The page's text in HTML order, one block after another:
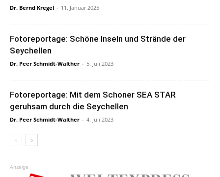
Dr. Bernd Kregel - 11. Januar 2025
Fotoreportage: Schöne Inseln und Strände der
Seychellen
Dr. Peer Schmidt-Walther - 5. Juli 2023
Fotoreportage: Mit dem Schoner SEA STAR
geruhsam durch die Seychellen
Dr. Peer Schmidt-Walther - 4. Juli 2023
Anzeige